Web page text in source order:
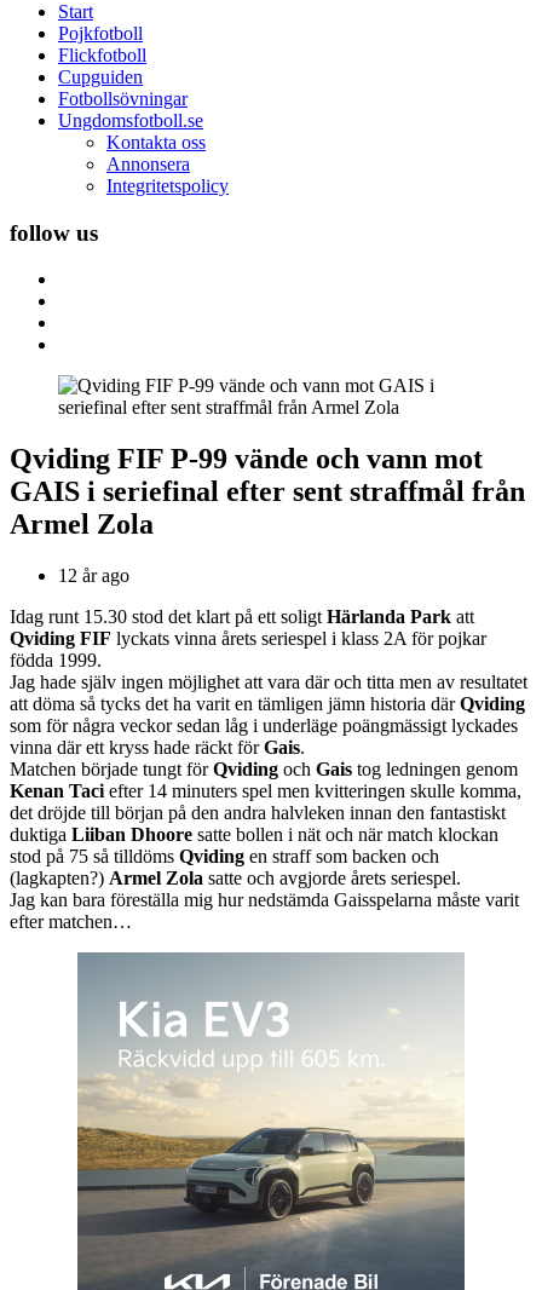
Start
Pojkfotboll
Flickfotboll
Cupguiden
Fotbollsövningar
Ungdomsfotboll.se
Kontakta oss
Annonsera
Integritetspolicy
follow us
Qviding FIF P-99 vände och vann mot
GAIS i seriefinal efter sent straffmål från
Armel Zola
12 år ago
Idag runt 15.30 stod det klart på ett soligt Härlanda Park att
Qviding FIF lyckats vinna årets seriespel i klass 2A för pojkar
födda 1999.
Jag hade själv ingen möjlighet att vara där och titta men av resultatet
att döma så tycks det ha varit en tämligen jämn historia därQviding
som för några veckor sedan låg i underläge poängmässigt lyckades
vinna där ett kryss hade räckt förGais.
Matchen började tungt förQviding och Gais tog ledningen genom
Kenan Taci efter 14 minuters spel men kvitteringen skulle komma,
det dröjde till början på den andra halvleken innan den fantastiskt
duktiga Liiban Dhoore satte bollen i nät och när match klockan
stod på 75 så tilldöms Qviding en straff som backen och
(lagkapten?) Armel Zola satte och avgjorde årets seriespel.
Jag kan bara föreställa mig hur nedstämda Gaisspelarna måste varit
efter matchen…